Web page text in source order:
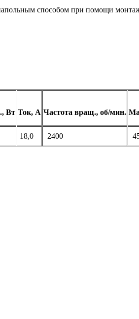
способом при помощи
Вт Ток, А Частота вращ., об/мин.
18,0 2400